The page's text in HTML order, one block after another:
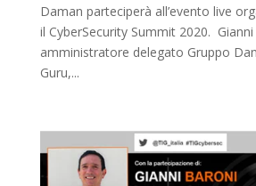
Daman parteciperà all’evento live
il CyberSecurity Summit 2020.
amministratore delegato Gruppo
Guru,...